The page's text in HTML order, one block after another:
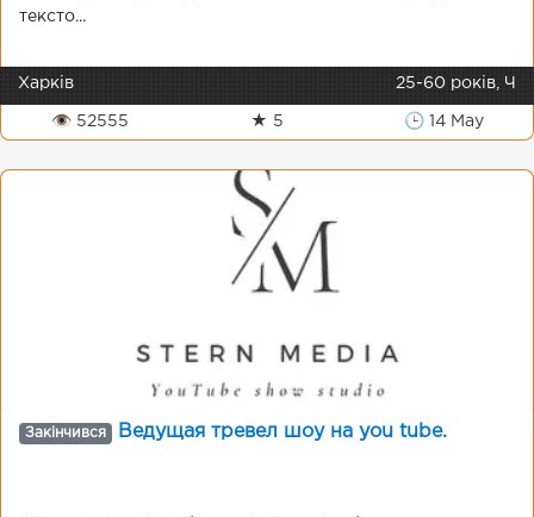
тексто...
Харків 25-60 років, Ч
👁 52555 ★ 5 🕒 14 May
Закінчився Ведущая тревел шоу на you tube.